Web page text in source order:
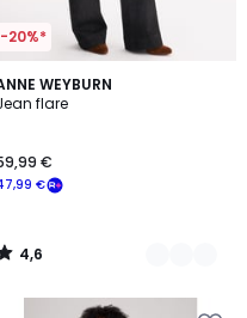
-20%*
WEYBURN
flare
€
€
4,6
/ 5
4,6
/